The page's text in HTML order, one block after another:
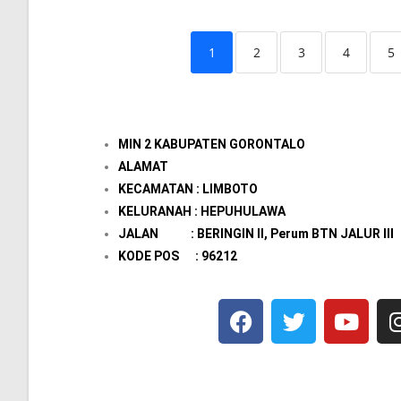
1 2 3 4 5
MIN 2 KABUPATEN GORONTALO
ALAMAT
KECAMATAN : LIMBOTO
KELURANAH : HEPUHULAWA
JALAN : BERINGIN II, Perum BTN JALUR III
KODE POS : 96212